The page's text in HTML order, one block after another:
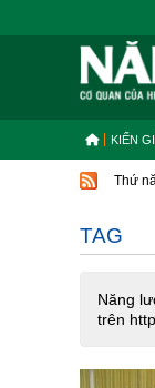
KIẾN
Thứ
TAG
Năng
trên